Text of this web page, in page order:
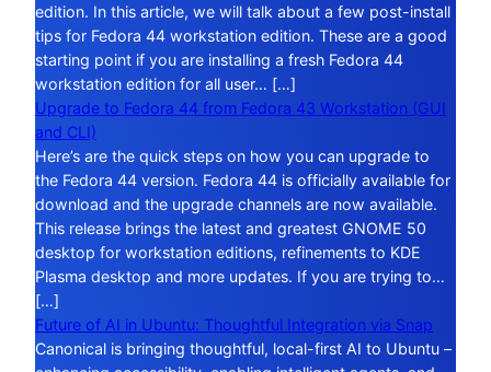
edition. In this article, we will talk about a few post-install
tips for Fedora 44 workstation edition. These are a good
starting point if you are installing a fresh Fedora 44
workstation edition for all user… […]
Upgrade to Fedora 44 from Fedora 43 Workstation (GUI
and CLI)
Here’s are the quick steps on how you can upgrade to
the Fedora 44 version. Fedora 44 is officially available for
download and the upgrade channels are now available.
This release brings the latest and greatest GNOME 50
desktop for workstation editions, refinements to KDE
Plasma desktop and more updates. If you are trying to…
[…]
Future of AI in Ubuntu: Thoughtful Integration via Snap
Canonical is bringing thoughtful, local-first AI to Ubuntu –